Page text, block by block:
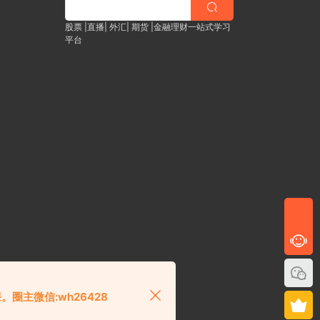
股票 |直播| 外汇| 期货 |金融理财一站式学习
平台
圈主微信:wh26428